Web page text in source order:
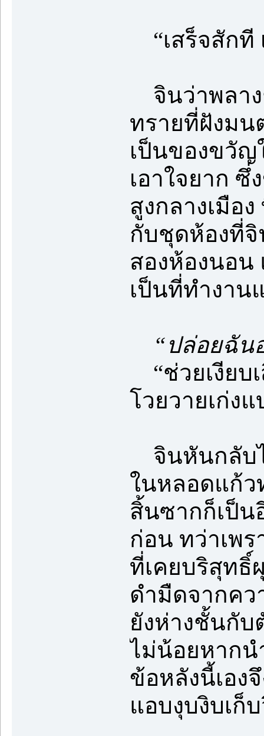
“เสร็จสักที
จินว่าพลาง
ทรายที่ฝังมน
เป็นของขวั
เอาใจยาก
สูงกลางเมือ
กับชุดห้องที่จิ
สองห้องนอน
เป็นที่ทำงาน
“ปล่อยฉัน
“ช่วยเงียบ
โวยวายเก่ง
จินหันกลับ
ในหลอดแก้
สิ้นซากก็เป็น
ก่อน ทว่าเพ
ที่เคยบริสุทธิ์
ดำมืดจากค
ยังห่างชั้นกับ
ไม่น้อยหากน
ข้อหลังนี้เอง
แอบงุบงิบเ